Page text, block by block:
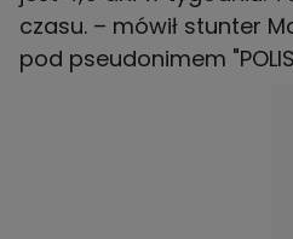
czasu. – mówił stunter
pod pseudonimem